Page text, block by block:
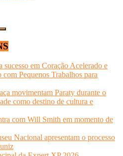
em Coração Acelerado e
Pequenos Trabalhos para
movimentam Paraty durante o
como destino de cultura e
com Will Smith em momento de
Nacional apresentam o processo